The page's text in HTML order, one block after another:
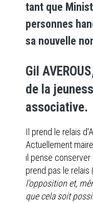
tant que
personnes
sa nouvelle
Gil
de la
associative.
Il prend le relais
Actuellement
il pense conserver
prend pas le relais
l'opposition et,
que cela soit